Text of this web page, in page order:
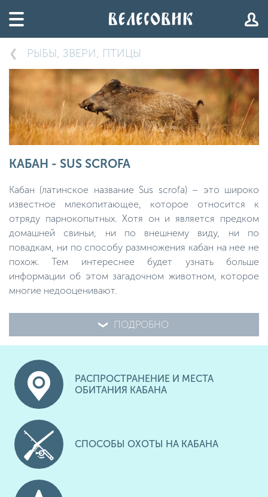
РЫБЫ, ЗВЕРИ, ПТИЦЫ
КАБАН - SUS SCROFA
Кабан (латинское название Sus scrofa) – это широко
известное млекопитающее, которое относится к
отряду парнокопытных. Хотя он и является предком
домашней свиньи, ни по внешнему виду, ни по
повадкам, ни по способу размножения кабан на нее не
похож. Тем интереснее будет узнать больше
информации об этом загадочном животном, которое
многие недооценивают.
ПОДРОБНО
РАСПРОСТРАНЕНИЕ И МЕСТА
ОБИТАНИЯ КАБАНА
СПОСОБЫ ОХОТЫ НА КАБАНА